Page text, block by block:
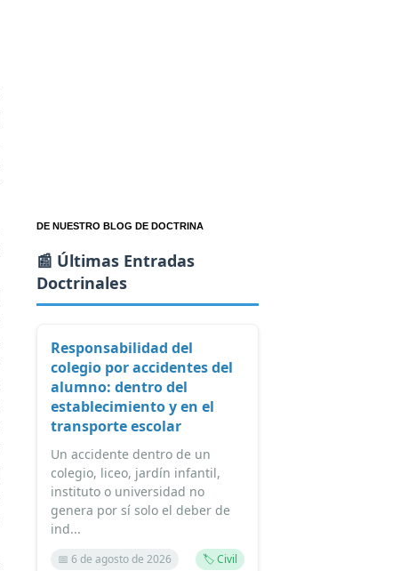
DE NUESTRO BLOG DE DOCTRINA
📰 Últimas Entradas
Doctrinales
Responsabilidad del
colegio por accidentes del
alumno: dentro del
establecimiento y en el
transporte escolar
Un accidente dentro de un
colegio, liceo, jardín infantil,
instituto o universidad no
genera por sí solo el deber de
ind...
📅 6 de agosto de 2026 🏷️ Civil